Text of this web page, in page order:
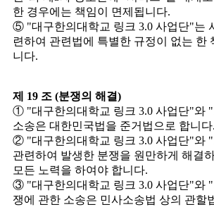
한 경우에는 책임이 면제됩니다.
⑤ "대구한의대학교 링크 3.0 사업단"는
련하여 관련법에 특별한 규정이 없는 한
니다.
제 19 조 (분쟁의 해결)
① "대구한의대학교 링크 3.0 사업단"와
소송은 대한민국법을 준거법으로 합니다.
② "대구한의대학교 링크 3.0 사업단"와
관련하여 발생한 분쟁을 원만하게 해결
모든 노력을 하여야 합니다.
③ "대구한의대학교 링크 3.0 사업단"와
쟁에 관한 소송은 민사소송법 상의 관할